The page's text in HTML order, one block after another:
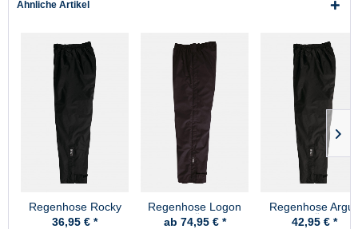
Ähnliche Artikel
Regenhose Rocky
Schwarz Pro-X
36,95 € *
Regenhose Logon
Schwarz Überhose
ab 74,95 € *
Regenhose
Schwarz42,95 € *